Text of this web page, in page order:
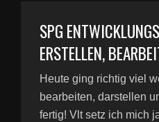
SPG
ERSTELLEN,
Heute ging richtig viel
bearbeiten, darstellen
fertig! Vlt setz ich mich